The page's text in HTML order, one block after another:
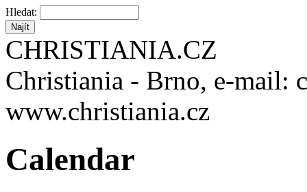
Hledat:
CHRISTIANIA.CZ
Christiania - Brno, e-mail:
www.christiania.cz
Calendar